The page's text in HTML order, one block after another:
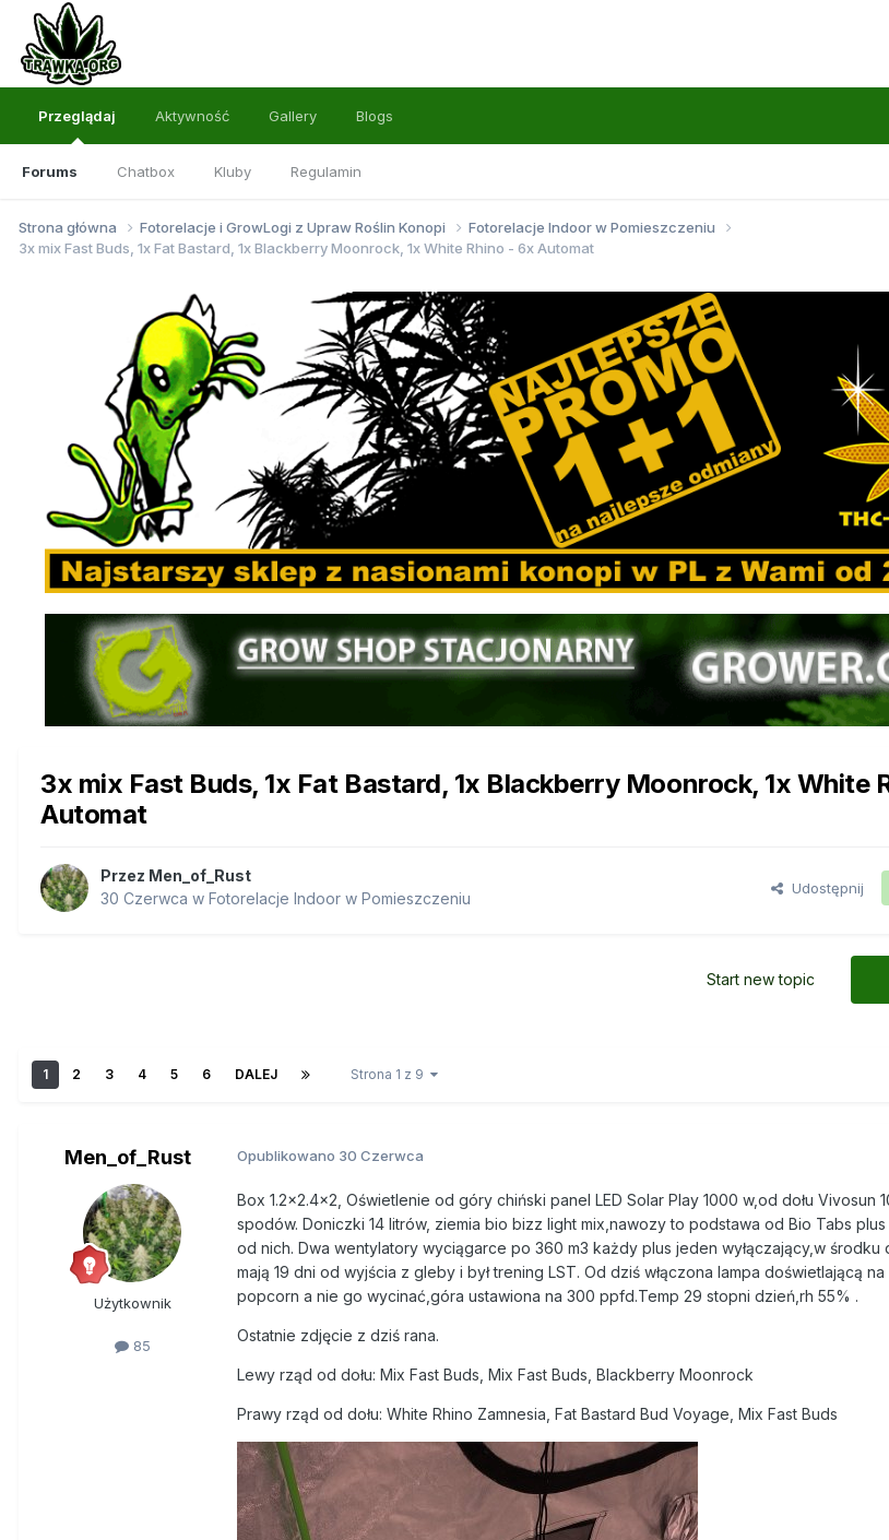
Przeglądaj
Forums Chatbox Kluby Regulamin
Aktywność Gallery Blogs
Strona główna Fotorelacje i GrowLogi z Upraw Roślin Konopi
Fotorelacje Indoor w Pomieszczeniu
3x mix Fast Buds, 1x Fat Bastard, 1x Blackberry Moonrock, 1x White Rhino - 6x Automat
3x mix Fast Buds, 1x Fat Bastard, 1x Blackberry Moonrock, 1x White
Automat
Przez Men_of_Rust
30 Czerwca w Fotorelacje Indoor w Pomieszczeniu
Udostępnij
Start new topic
1 2 3 4 5 6 DALEJ Strona 1 z 9
Men_of_Rust
Użytkownik
85
Opublikowano 30 Czerwca
Box 1.2x2.4x2, Oświetlenie od góry chiński panel LED Solar Play 1000 w,od dołu Vivosun
spodów. Doniczki 14 litrów, ziemia bio bizz light mix,nawozy to podstawa od Bio Tabs plus
od nich. Dwa wentylatory wyciągarce po 360 m3 każdy plus jeden wyłączający,w środku
mają 19 dni od wyjścia z gleby i był trening LST. Od dziś włączona lampa doświetlającą
popcorn a nie go wycinać,góra ustawiona na 300 ppfd.Temp 29 stopni dzień,rh 55% .
Ostatnie zdjęcie z dziś rana.
Lewy rząd od dołu: Mix Fast Buds, Mix Fast Buds, Blackberry Moonrock
Prawy rząd od dołu: White Rhino Zamnesia, Fat Bastard Bud Voyage, Mix Fast Buds